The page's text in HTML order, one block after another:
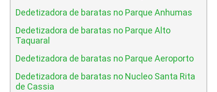
Dedetizadora de baratas no Parque Anhumas
Dedetizadora de baratas no Parque Alto
Taquaral
Dedetizadora de baratas no Parque Aeroporto
Dedetizadora de baratas no Nucleo Santa Rita
de Cassia